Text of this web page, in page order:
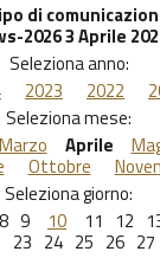
di
2026 3 Aprile
Seleziona anno:
2023 2022
Seleziona mese:
Marzo Aprile
Ottobre
Seleziona giorno:
8 9 10 11 12
23 24 25 26 27